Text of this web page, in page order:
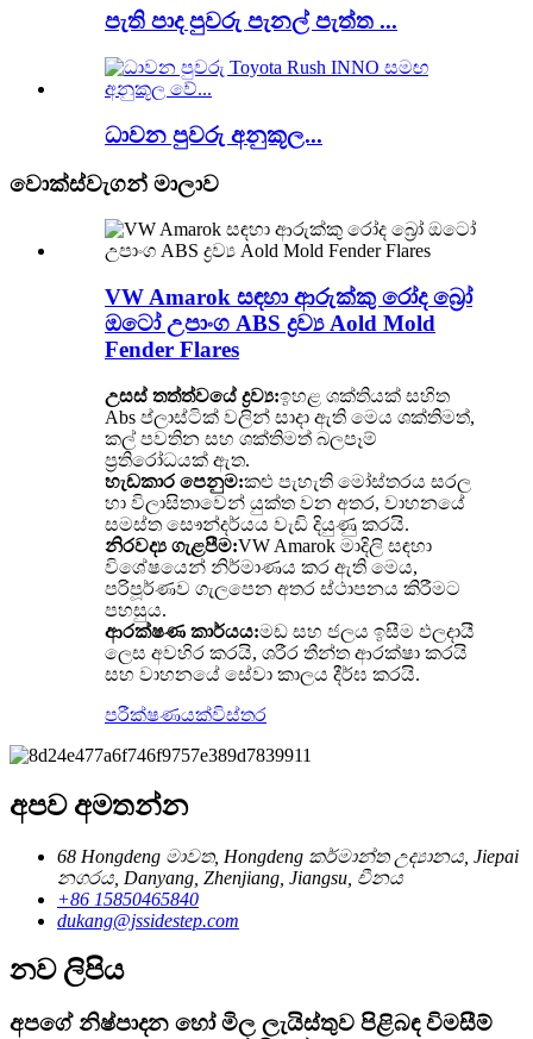
පැති පාද පුවරු පැනල් පැත්ත ...
ධාවන පුවරු අනුකූල...
වොක්ස්වැගන් මාලාව
VW Amarok සඳහා ආරුක්කු රෝද බ්‍රෝ
ඔටෝ උපාංග ABS ද්‍රව්‍ය Aold Mold
Fender Flares
උසස් තත්ත්වයේ ද්‍රව්‍ය:ඉහළ ශක්තියක් සහිත
Abs ප්ලාස්ටික් වලින් සාදා ඇති මෙය ශක්තිමත්,
කල් පවතින සහ ශක්තිමත් බලපෑම්
ප්‍රතිරෝධයක් ඇත.
හැඩකාර පෙනුම:කළු පැහැති මෝස්තරය සරල
හා විලාසිතාවෙන් යුක්ත වන අතර, වාහනයේ
සමස්ත සෞන්දර්යය වැඩි දියුණු කරයි.
නිරවද්‍ය ගැළපීම:VW Amarok මාදිලි සඳහා
විශේෂයෙන් නිර්මාණය කර ඇති මෙය,
පරිපූර්ණව ගැලපෙන අතර ස්ථාපනය කිරීමට
පහසුය.
ආරක්ෂණ කාර්යය:මඩ සහ ජලය ඉසීම ඵලදායී
ලෙස අවහිර කරයි, ශරීර තීන්ත ආරක්ෂා කරයි
සහ වාහනයේ සේවා කාලය දීර්ඝ කරයි.
පරීක්ෂණයක්විස්තර
අපව අමතන්න
68 Hongdeng මාවත, Hongdeng කර්මාන්ත උද්‍යානය, Jiepai
නගරය, Danyang, Zhenjiang, Jiangsu, චීනය
+86 15850465840
dukang@jssidestep.com
නව ලිපිය
අපගේ නිෂ්පාදන හෝ මිල ලැයිස්තුව පිළිබඳ විමසීම්